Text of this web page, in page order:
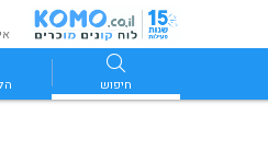
חיפוש